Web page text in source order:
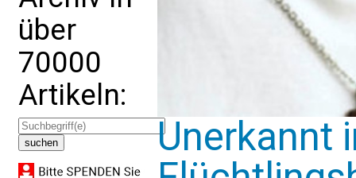
über
70000
Artikeln:
Unerkannt